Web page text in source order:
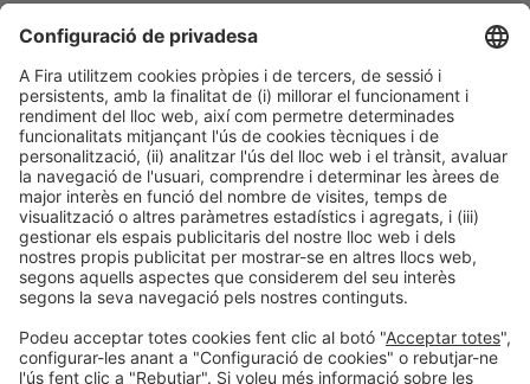
Accés lliure
Fabrica de Productes Mexicans llestos per menjar, conservació a
temperatura ambient a Barcelona, ​​Espanya.